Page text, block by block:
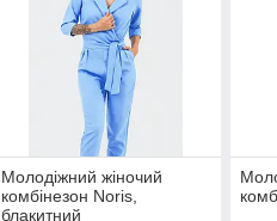
Молодіжний жіночий
комбінезон Noris,
блакитний